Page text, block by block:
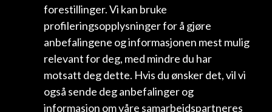
forestillinger. Vi kan bruke
profileringsopplysninger for å gjøre
anbefalingene og informasjonen mest mulig
relevant for deg, med mindre du har
motsatt deg dette. Hvis du ønsker det, vil vi
også sende deg anbefalinger og
informasjon om våre samarbeidspartneres